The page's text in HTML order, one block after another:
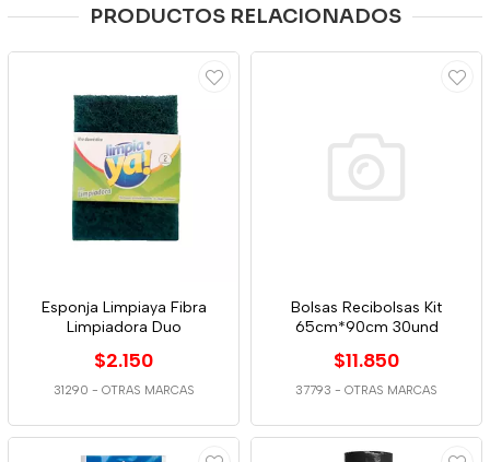
PRODUCTOS RELACIONADOS
Esponja Limpiaya Fibra
Limpiadora Duo
$2.150
31290 - OTRAS MARCAS
Bolsas Recibolsas Kit
65cm*90cm 30und
$11.850
37793 - OTRAS MARCAS